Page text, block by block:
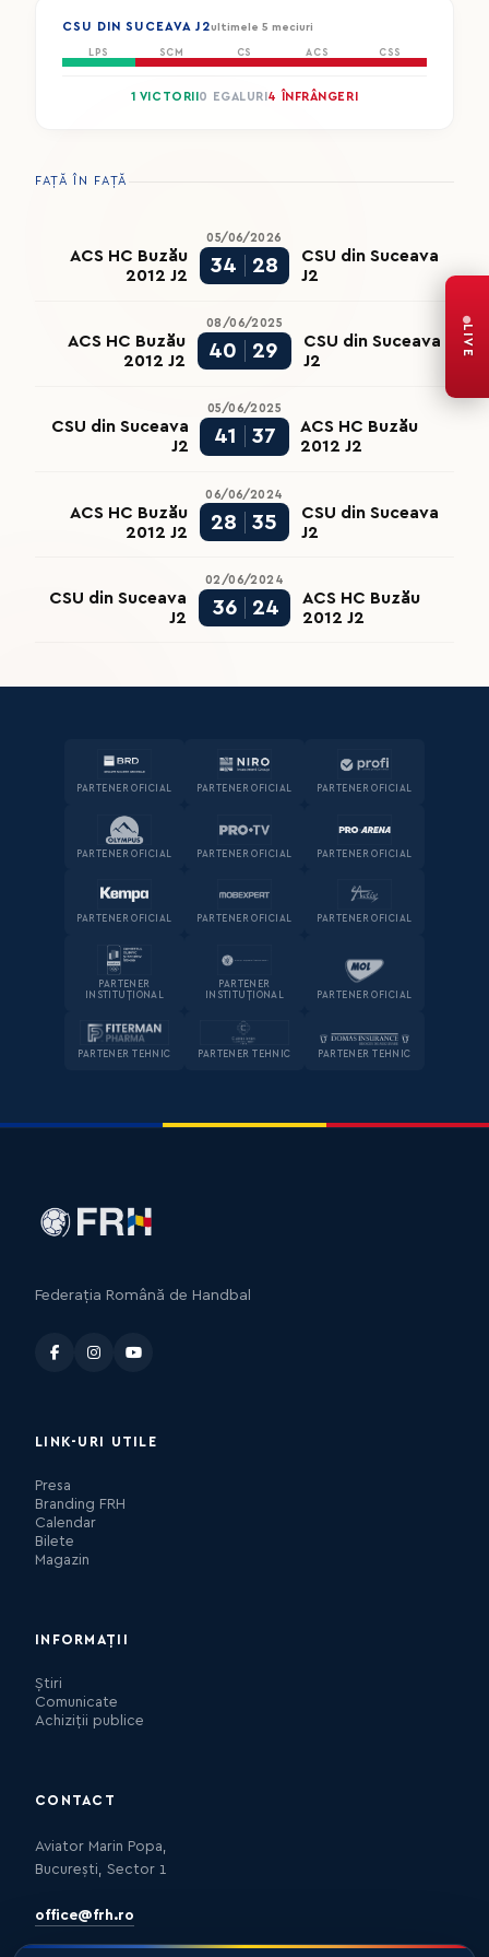
CSU DIN SUCEAVA J2ultimele 5 meciuri
LPS SCM CS ACS CSS
1 VICTORII 0 EGALURI 4 ÎNFRÂNGERI
FAȚĂ ÎN FAȚĂ
05/06/2026
ACS HC Buzău
2012 J2
34 28
CSU din Suceava
J2
08/06/2025
ACS HC Buzău
2012 J2
40 29
CSU din Suceava
J2
05/06/2025
CSU din Suceava
J2
41 37
ACS HC Buzău
2012 J2
06/06/2024
ACS HC Buzău
2012 J2
28 35
CSU din Suceava
J2
02/06/2024
CSU din Suceava
J2
36 24
ACS HC Buzău
2012 J2
PARTENER OFICIAL PARTENER OFICIAL PARTENER OFICIAL
PARTENER OFICIAL PARTENER OFICIAL PARTENER OFICIAL
PARTENER OFICIAL PARTENER OFICIAL PARTENER OFICIAL
PARTENER
INSTITUȚIONAL
PARTENER
INSTITUȚIONAL
PARTENER OFICIAL
PARTENER TEHNIC PARTENER TEHNIC PARTENER TEHNIC
LIVE
Federația Română de Handbal
LINK-URI UTILE
Presa
Branding FRH
Calendar
Bilete
Magazin
INFORMAȚII
Știri
Comunicate
Achiziții publice
CONTACT
Aviator Marin Popa,
București, Sector 1
office@frh.ro